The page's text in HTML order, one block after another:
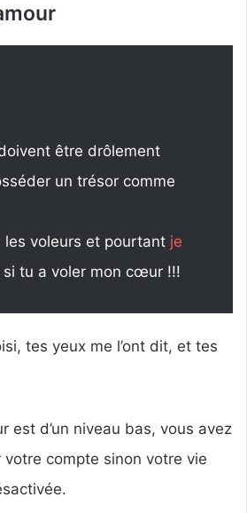
être drôlement
un trésor comme
les voleurs et pourtant je
si tu a voler mon cœur !!!
tes yeux me l’ont dit, et tes
est d’un niveau bas, vous avez
compte sinon votre vie